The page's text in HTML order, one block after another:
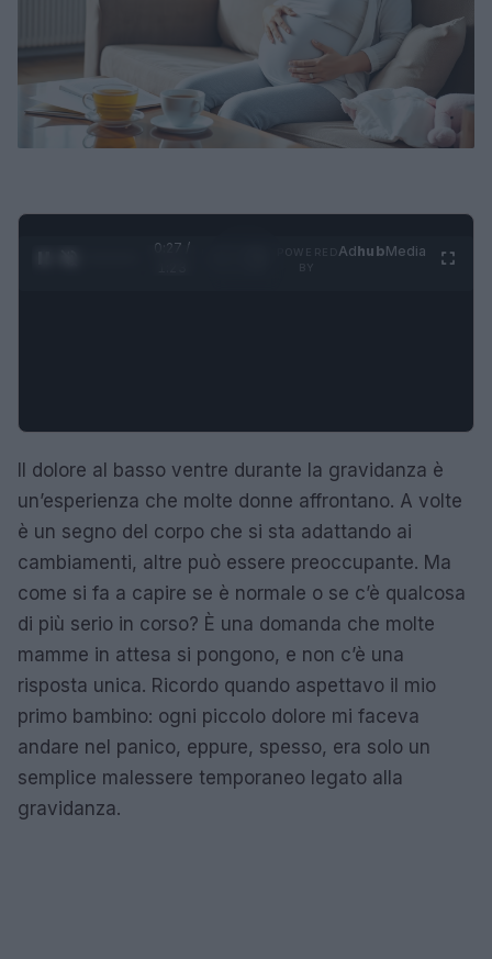
0:28 /
AdhubMedia
Il dolore al basso ventre durante la gravidanza è
un’esperienza che molte donne affrontano. A volte
è un segno del corpo che si sta adattando ai
cambiamenti, altre può essere preoccupante. Ma
come si fa a capire se è normale o se c’è qualcosa
di più serio in corso? È una domanda che molte
mamme in attesa si pongono, e non c’è una
risposta unica. Ricordo quando aspettavo il mio
primo bambino: ogni piccolo dolore mi faceva
andare nel panico, eppure, spesso, era solo un
semplice malessere temporaneo legato alla
gravidanza.